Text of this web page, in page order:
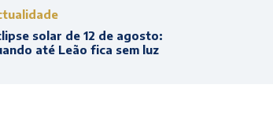
solar de 12 de agosto:
até Leão fica sem luz